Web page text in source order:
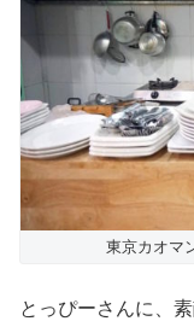
東京カオマ
とっぴーさんに、